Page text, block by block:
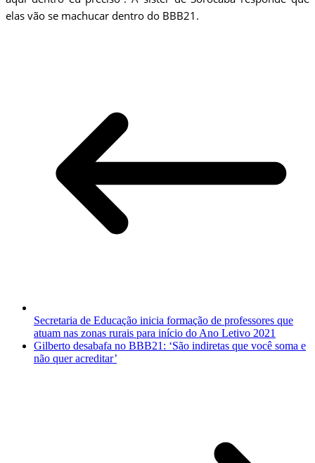
elas vão se machucar dentro do BBB21.
Secretaria de Educação inicia formação de professores que
atuam nas zonas rurais para início do Ano Letivo 2021
Gilberto desabafa no BBB21: ‘São indiretas que você soma e
não quer acreditar’